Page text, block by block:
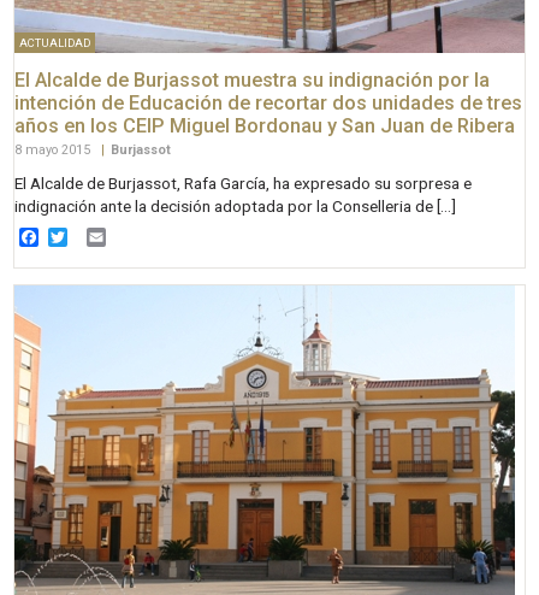
ACTUALIDAD
El Alcalde de Burjassot muestra su indignación por la
intención de Educación de recortar dos unidades de tres
años en los CEIP Miguel Bordonau y San Juan de Ribera
8 mayo 2015 Burjassot
El Alcalde de Burjassot, Rafa García, ha expresado su sorpresa e
indignación ante la decisión adoptada por la Conselleria de […]
Facebook
Twitter